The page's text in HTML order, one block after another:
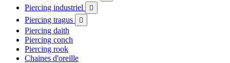
Piercing industriel 
Piercing tragus 
Piercing daith
Piercing conch
Piercing rook
Chaines d'oreille